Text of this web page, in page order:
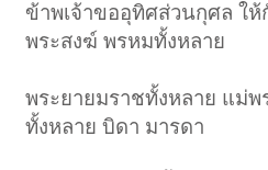
ข้าพเจ้าขออุทิศส่วนกุศล ใ
พระสงฆ์ พรหมทั้งหลาย
พระยายมราชทั้งหลาย แม่พ
ทั้งหลาย บิดา มารดา